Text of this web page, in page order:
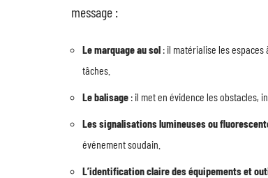
message :
Le marquage au sol : il matérialise les
tâches.
Le balisage : il met en évidence les obstacles,
Les signalisations lumineuses ou
événement soudain.
L’identification claire des équipements et